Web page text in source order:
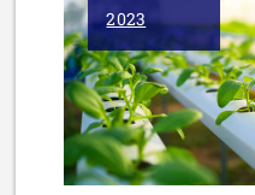
2023